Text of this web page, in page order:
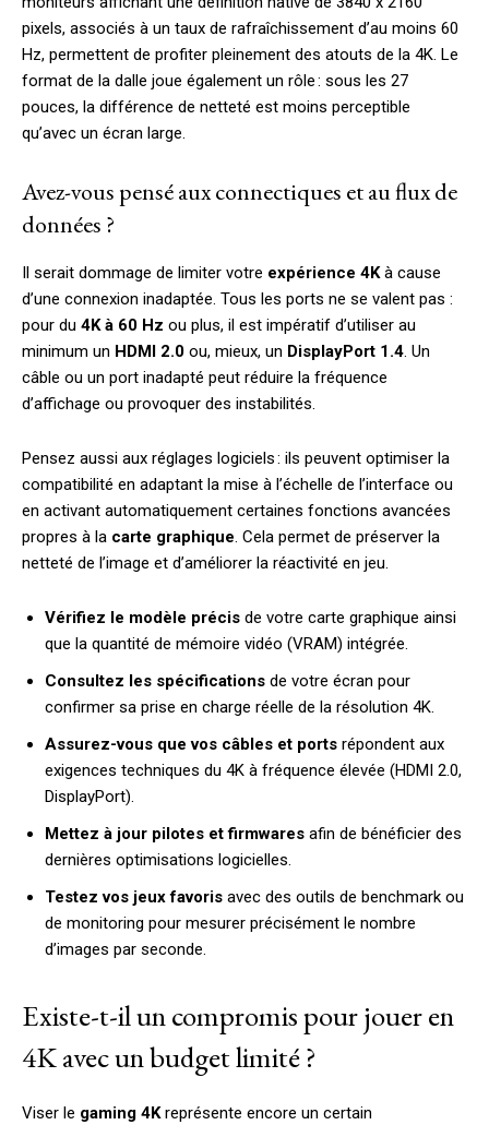
pixels, associés à un taux de rafraîchissement d’au moins 60
Hz, permettent de profiter pleinement des atouts de la 4K. Le
format de la dalle joue également un rôle : sous les 27
pouces, la différence de netteté est moins perceptible
qu’avec un écran large.
Avez-vous pensé aux connectiques et au flux de
données ?
Il serait dommage de limiter votre expérience 4Kà cause
d’une connexion inadaptée. Tous les ports ne se valent pas :
pour du 4K à 60 Hz ou plus, il est impératif d’utiliser au
minimum un HDMI 2.0 ou, mieux, un DisplayPort 1.4. Un
câble ou un port inadapté peut réduire la fréquence
d’affichage ou provoquer des instabilités.
Pensez aussi aux réglages logiciels : ils peuvent optimiser la
compatibilité en adaptant la mise à l’échelle de l’interface ou
en activant automatiquement certaines fonctions avancées
propres à la carte graphique. Cela permet de préserver la
netteté de l’image et d’améliorer la réactivité en jeu.
Vérifiez le modèle précis de votre carte graphique ainsi
que la quantité de mémoire vidéo (VRAM) intégrée.
Consultez les spécifications de votre écran pour
confirmer sa prise en charge réelle de la résolution 4K.
Assurez-vous que vos câbles et ports répondent aux
exigences techniques du 4K à fréquence élevée (HDMI 2.0,
DisplayPort).
Mettez à jour pilotes et firmwares afin de bénéficier des
dernières optimisations logicielles.
Testez vos jeux favoris avec des outils de benchmark ou
de monitoring pour mesurer précisément le nombre
d’images par seconde.
Existe-t-il un compromis pour jouer en
4K avec un budget limité ?
Viser le gaming 4Kreprésente encore un certain